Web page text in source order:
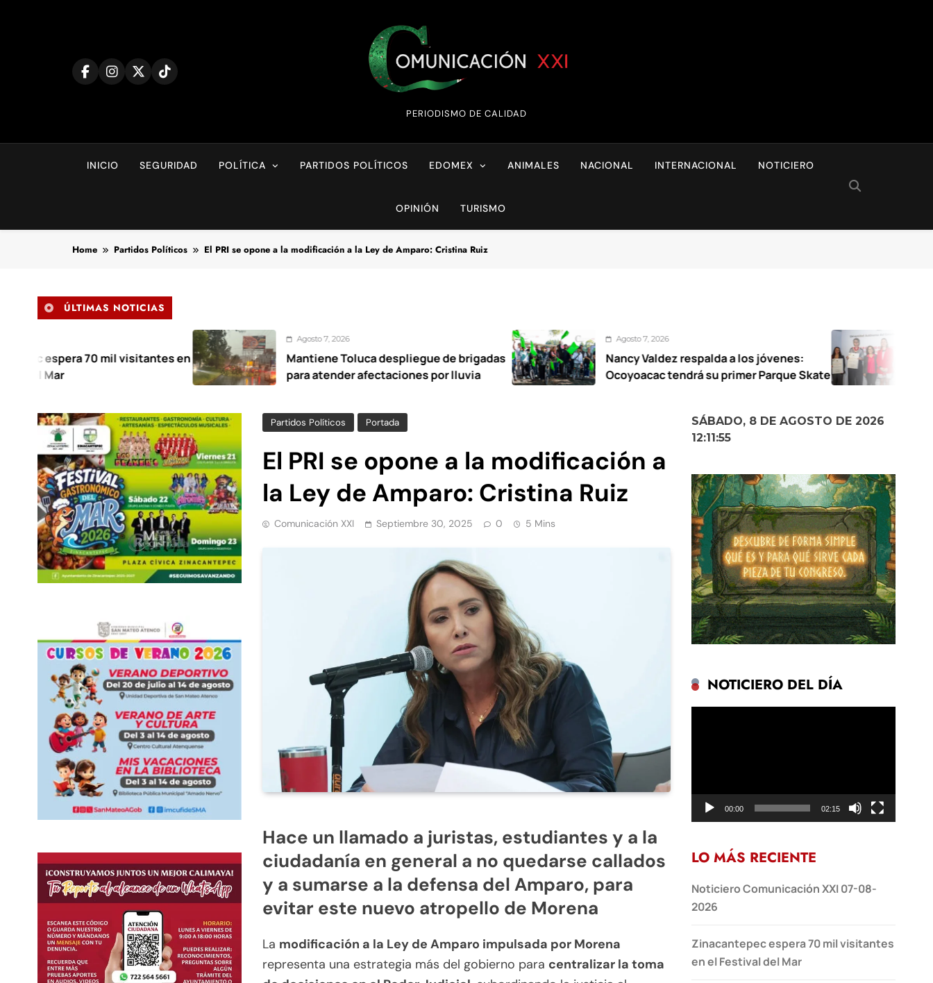
Comunicación XXI
PERIODISMO DE CALIDAD
INICIO SEGURIDAD POLÍTICA PARTIDOS POLÍTICOS EDOMEX ANIMALES NACIONAL INTERNACIONAL NOTICIERO
OPINIÓN TURISMO
Home Partidos Políticos El PRI se opone a la modificación a la Ley de Amparo: Cristina Ruiz
ÚLTIMAS NOTICIAS
mil visitantes en
Agosto 7, 2026
Mantiene Toluca despliegue de brigadas
para atender afectaciones por lluvia
Agosto 7, 2026
Nancy Valdez respalda a los jóvenes:
Ocoyoacac tendrá su primer Parque Skate
Agosto 7, 2026
UAEMéx abre
narrativas
Partidos Políticos Portada
El PRI se opone a la modificación a
la Ley de Amparo: Cristina Ruiz
Comunicación XXI Septiembre 30, 2025 0 5 Mins
Hace un llamado a juristas, estudiantes y a la
ciudadanía en general a no quedarse callados
y a sumarse a la defensa del Amparo, para
evitar este nuevo atropello de Morena
La modificación a la Ley de Amparo impulsada por Morena
representa una estrategia más del gobierno para centralizar la toma
SÁBADO, 8 DE AGOSTO DE 2026
12:11:56
NOTICIERO DEL DÍA
00:00 02:15
LO MÁS RECIENTE
Noticiero Comunicación XXI 07-08-
2026
Zinacantepec espera 70 mil visitantes
en el Festival del Mar